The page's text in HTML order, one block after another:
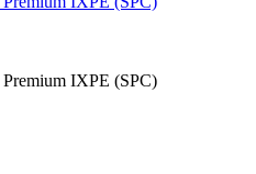
IXPE (SPC)